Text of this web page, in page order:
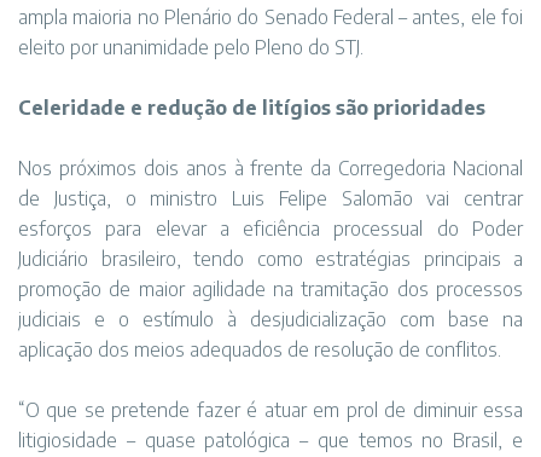
ampla maioria no Plenário do Senado Federal – antes, ele foi
eleito por unanimidade pelo Pleno do STJ.
Celeridade e redução de litígios são prioridades
Nos próximos dois anos à frente da Corregedoria Nacional
de Justiça, o ministro Luis Felipe Salomão vai centrar
esforços para elevar a eficiência processual do Poder
Judiciário brasileiro, tendo como estratégias principais a
promoção de maior agilidade na tramitação dos processos
judiciais e o estímulo à desjudicialização com base na
aplicação dos meios adequados de resolução de conflitos.
“O que se pretende fazer é atuar em prol de diminuir essa
litigiosidade – quase patológica – que temos no Brasil, e